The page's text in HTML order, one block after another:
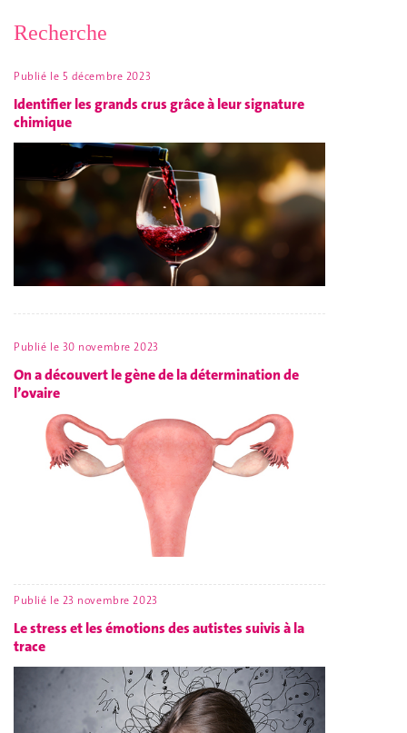
Recherche
Publié le 5 décembre 2023
Identifier les grands crus grâce à leur signature
chimique
Publié le 30 novembre 2023
On a découvert le gène de la détermination de
l’ovaire
Publié le 23 novembre 2023
Le stress et les émotions des autistes suivis à la
trace